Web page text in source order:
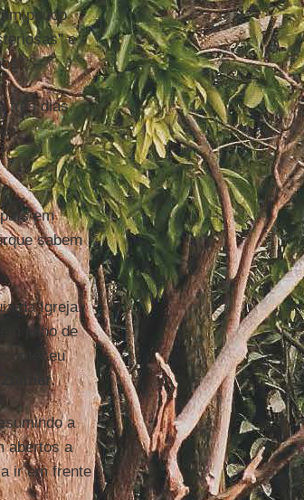
pouco
e
três dias,
em
sabem
da Igreja.
julho de
Zollner.
a
abertos a
ir em frente